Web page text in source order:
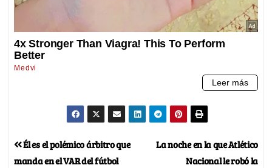
La noche en la que Atlético
Nacional le robó la
Él es el polémico árbitro que
manda en el VAR del fútbol